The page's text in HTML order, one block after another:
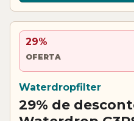
29%
OFERTA
Waterdropfilter
29% de